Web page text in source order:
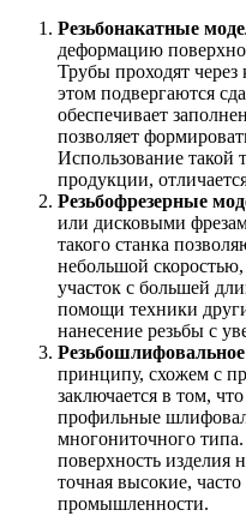
Резьбонакатные
деформацию
Трубы проходят
этом подвергаются
обеспечивает
позволяет
Использование такой
продукции,
Резьбофрезерные
или дисковыми
такого станка
небольшой
участок с большей
помощи техники
нанесение резьбы с
принципу, схожем с
заключается в том,
профильные
многониточного
поверхность изделия
точная высокие,
промышленности.